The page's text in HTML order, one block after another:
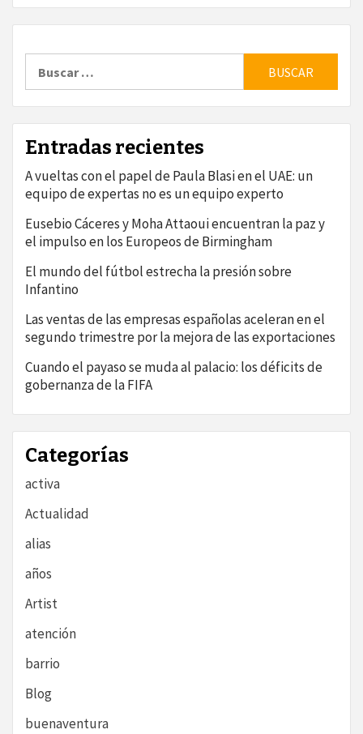
Entradas recientes
A vueltas con el papel de Paula Blasi en el UAE: un
equipo de expertas no es un equipo experto
Eusebio Cáceres y Moha Attaoui encuentran la paz y
el impulso en los Europeos de Birmingham
El mundo del fútbol estrecha la presión sobre
Infantino
Las ventas de las empresas españolas aceleran en el
segundo trimestre por la mejora de las exportaciones
Cuando el payaso se muda al palacio: los déficits de
gobernanza de la FIFA
Categorías
activa
Actualidad
alias
años
Artist
atención
barrio
Blog
buenaventura